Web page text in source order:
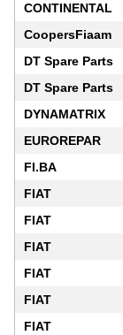
CONTINENTAL
CoopersFiaam
DT Spare Parts
DT Spare Parts
DYNAMATRIX
EUROREPAR
FI.BA
FIAT
FIAT
FIAT
FIAT
FIAT
FIAT